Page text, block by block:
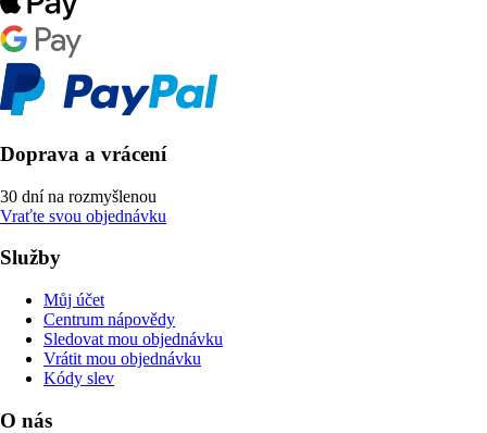
Doprava a vrácení
30 dní na rozmyšlenou
Vraťte svou objednávku
Služby
Můj účet
Centrum nápovědy
Sledovat mou objednávku
Vrátit mou objednávku
Kódy slev
O nás